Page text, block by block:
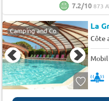
7.2/10873
Camping and Co La
Côte
Mobil